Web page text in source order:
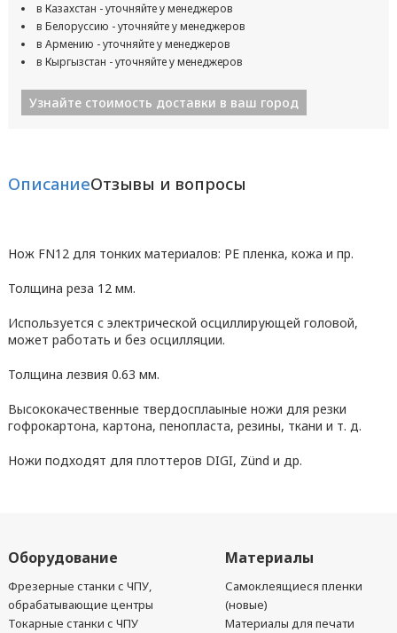
в Казахстан - уточняйте у менеджеров
в Белоруссию - уточняйте у менеджеров
в Армению - уточняйте у менеджеров
в Кыргызстан - уточняйте у менеджеров
Узнайте стоимость доставки в ваш город
ОписаниеОтзывы и вопросы
Нож FN12 для тонких материалов: PE пленка, кожа и пр.
Толщина реза 12 мм.
Используется с электрической осциллирующей головой,
может работать и без осцилляции.
Толщина лезвия 0.63 мм.
Высококачественные твердосплаыные ножи для резки
гофрокартона, картона, пенопласта, резины, ткани и т. д.
Ножи подходят для плоттеров DIGI, Zünd и др.
Оборудование
Фрезерные станки с ЧПУ,
обрабатывающие центры
Токарные станки с ЧПУ
Материалы
Самоклеящиеся пленки
(новые)
Материалы для печати